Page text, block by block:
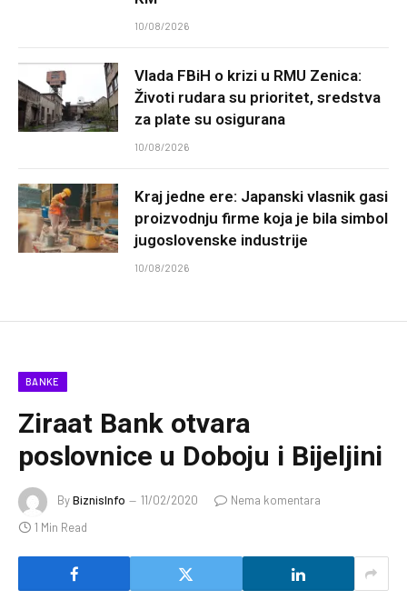
10/08/2026
Vlada FBiH o krizi u RMU Zenica:
Životi rudara su prioritet, sredstva
za plate su osigurana
10/08/2026
Kraj jedne ere: Japanski vlasnik gasi
proizvodnju firme koja je bila simbol
jugoslovenske industrije
10/08/2026
BANKE
Ziraat Bank otvara
poslovnice u Doboju i Bijeljini
ByBiznisInfo 11/02/2020
Nema komentara
1 Min Read